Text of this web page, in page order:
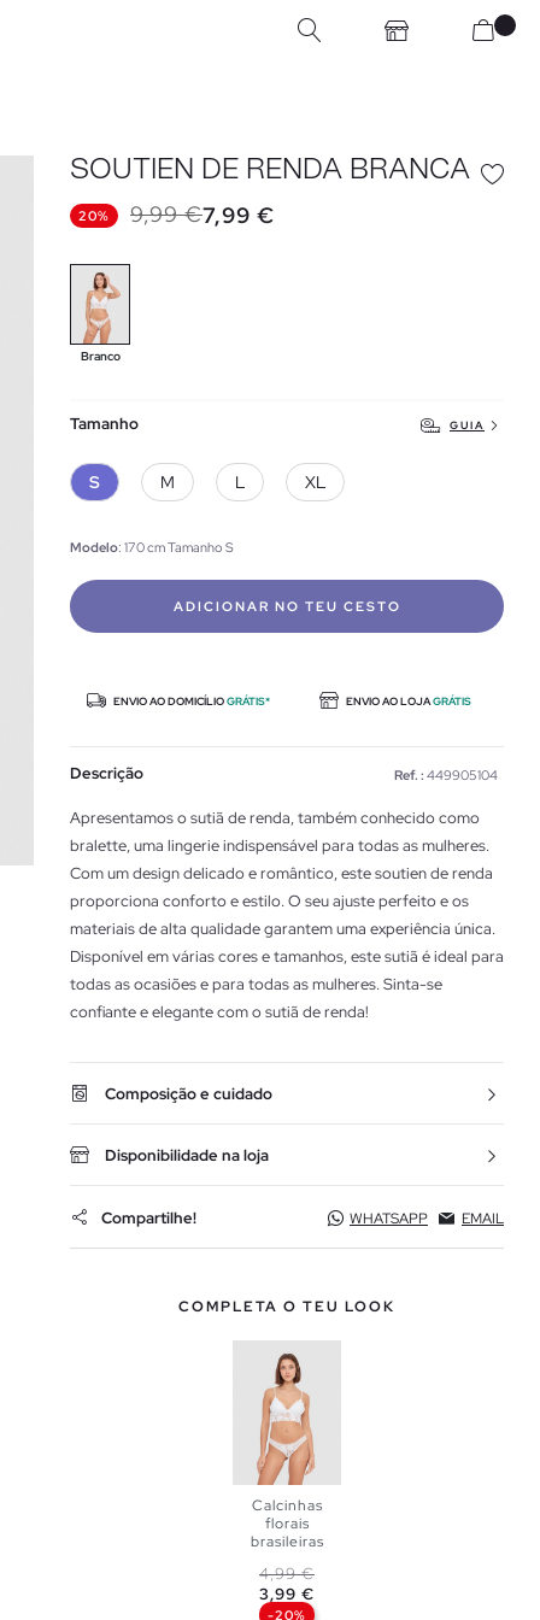
SOUTIEN DE RENDA BRANCA
20% 9,99 €7,99 €
Branco
Tamanho GUIA
S M L XL
Modelo: 170 cm Tamanho S
ADICIONAR NO TEU CESTO
ENVIO AO DOMICÍLIOGRÁTIS* ENVIO AO LOJAGRÁTIS
Descrição Ref. : 449905104
Apresentamos o sutiã de renda, também conhecido como
bralette, uma lingerie indispensável para todas as mulheres.
Com um design delicado e romântico, este soutien de renda
proporciona conforto e estilo. O seu ajuste perfeito e os
materiais de alta qualidade garantem uma experiência única.
Disponível em várias cores e tamanhos, este sutiã é ideal para
todas as ocasiões e para todas as mulheres. Sinta-se
confiante e elegante com o sutiã de renda!
Composição e cuidado
Disponibilidade na loja
Compartilhe! WHATSAPP EMAIL
COMPLETA O TEU LOOK
ADICIONAR
NO TEU
Calcinhas
florais
brasileiras
Preço normal
4,99 €Preço
3,99 €
-20%